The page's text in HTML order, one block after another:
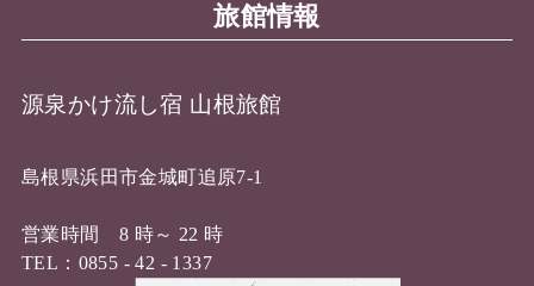
旅館情報
源泉かけ流し宿 山根旅館
島根県浜田市金城町追原7-1
営業時間 8 時～ 22 時
TEL：0855 - 42 - 1337